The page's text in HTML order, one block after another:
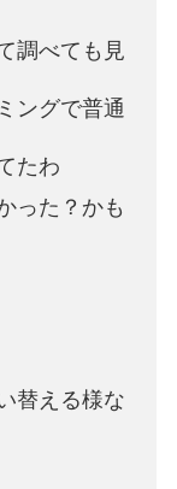
調べても見
ングで普通
たわ
った？かも
替える様な